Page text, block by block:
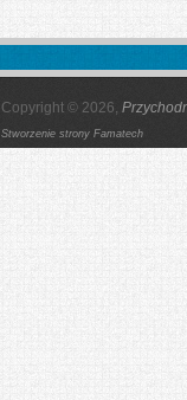
Copyright © 2026,
Stworzenie strony Famatech